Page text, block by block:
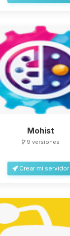
Mohist
9 versiones
Crear mi servidor